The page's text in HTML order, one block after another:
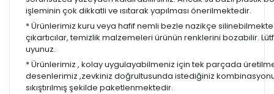
işleminin çok dikkatli ve ısıtarak yapılması önerilmektedir.
* Ürünlerimiz kuru veya hafif nemli bezle nazikçe
çıkartıcılar, temizlik malzemeleri ürünün renklerini bozabilir.
uyunuz.
* Ürünlerimiz , kolay uygulayabilmeniz için tek parçada
desenlerimiz ,zevkiniz doğrultusunda istediğiniz
sıkıştırılmış şekilde paketlenmektedir.